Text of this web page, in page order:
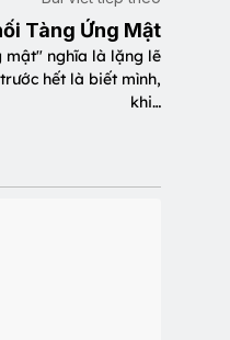
Tàng Ứng Mật
mật" nghĩa là lặng lẽ
hết là biết mình,
khi…